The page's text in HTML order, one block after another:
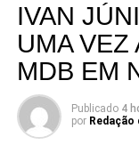
relação ao ano
financeira da
Outro indicador
receitas
significativo tanto
anual.
IVAN
UMA VEZ
MDB EM
Publicado 4
por Redação